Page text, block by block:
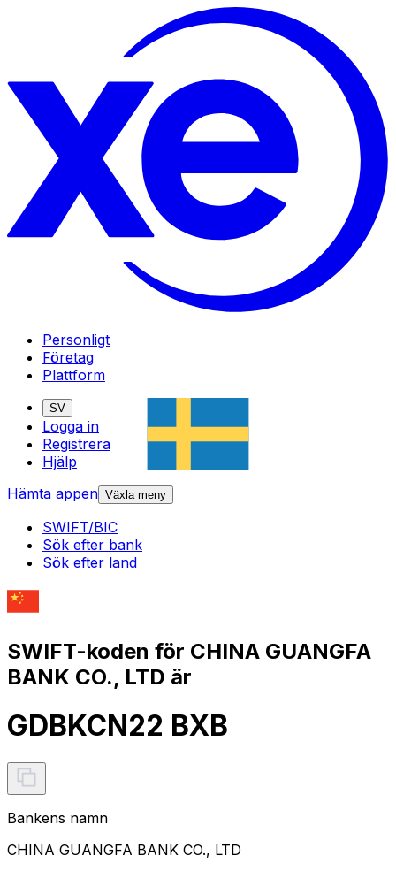
Personligt
Företag
Plattform
SV
Logga in
Registrera
Hjälp
Hämta appen Växla meny
SWIFT/BIC
Sök efter bank
Sök efter land
SWIFT-koden för CHINA GUANGFA
BANK CO., LTD är
GDBKCN22 BXB
Bankens namn
CHINA GUANGFA BANK CO., LTD